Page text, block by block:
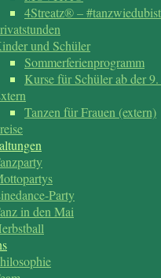
4Streatz® – #tanzwiedubist
und Schüler
Sommerferienprogramm
Kurse für Schüler ab der
Tanzen für Frauen (extern)
Party
in den Mai